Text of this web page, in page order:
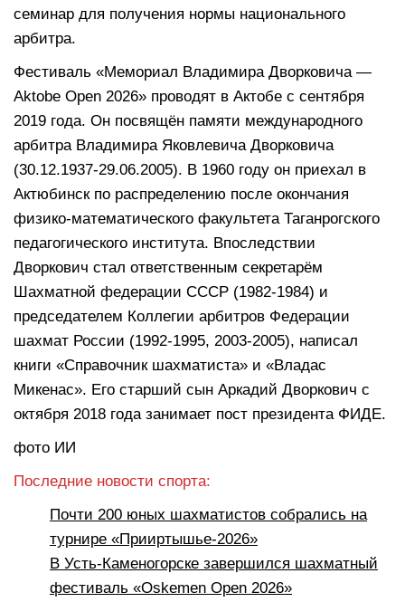
семинар для получения нормы национального
арбитра.
Фестиваль «Мемориал Владимира Дворковича —
Aktobe Open 2026» проводят в Актобе с сентября
2019 года. Он посвящён памяти международного
арбитра Владимира Яковлевича Дворковича
(30.12.1937-29.06.2005). В 1960 году он приехал в
Актюбинск по распределению после окончания
физико-математического факультета Таганрогского
педагогического института. Впоследствии
Дворкович стал ответственным секретарём
Шахматной федерации СССР (1982-1984) и
председателем Коллегии арбитров Федерации
шахмат России (1992-1995, 2003-2005), написал
книги «Справочник шахматиста» и «Владас
Микенас». Его старший сын Аркадий Дворкович с
октября 2018 года занимает пост президента ФИДЕ.
фото ИИ
Последние новости спорта:
Почти 200 юных шахматистов собрались на
турнире «Прииртышье-2026»
В Усть-Каменогорске завершился шахматный
фестиваль «Oskemen Open 2026»